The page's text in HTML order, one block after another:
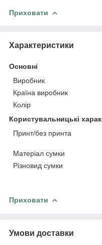
Приховати
Характеристики
Основні
Виробник
Країна виробник
Колір
Користувальницькі
Принт/без принта
Матеріал сумки
Різновид сумки
Приховати
Умови доставки